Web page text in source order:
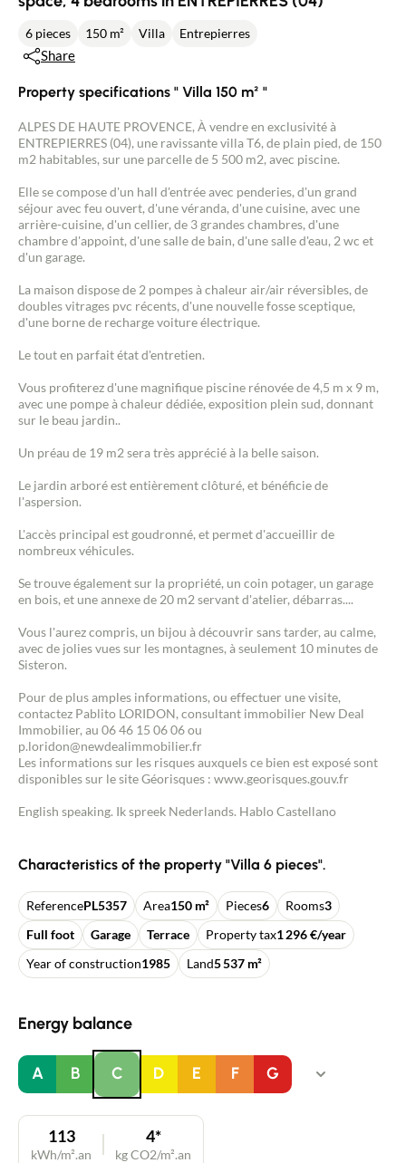
6 pieces 150 m² Villa Entrepierres
Share
Property specifications " Villa 150 m² "
ALPES DE HAUTE PROVENCE, À vendre en exclusivité à
ENTREPIERRES (04), une ravissante villa T6, de plain pied, de 150
m2 habitables, sur une parcelle de 5 500 m2, avec piscine.
Elle se compose d'un hall d'entrée avec penderies, d'un grand
séjour avec feu ouvert, d'une véranda, d'une cuisine, avec une
arrière-cuisine, d'un cellier, de 3 grandes chambres, d'une
chambre d'appoint, d'une salle de bain, d'une salle d'eau, 2 wc et
d'un garage.
La maison dispose de 2 pompes à chaleur air/air réversibles, de
doubles vitrages pvc récents, d'une nouvelle fosse sceptique,
d'une borne de recharge voiture électrique.
Le tout en parfait état d'entretien.
Vous profiterez d'une magnifique piscine rénovée de 4,5 m x 9 m,
avec une pompe à chaleur dédiée, exposition plein sud, donnant
sur le beau jardin..
Un préau de 19 m2 sera très apprécié à la belle saison.
Le jardin arboré est entièrement clôturé, et bénéficie de
l'aspersion.
L'accès principal est goudronné, et permet d'accueillir de
nombreux véhicules.
Se trouve également sur la propriété, un coin potager, un garage
en bois, et une annexe de 20 m2 servant d'atelier, débarras....
Vous l'aurez compris, un bijou à découvrir sans tarder, au calme,
avec de jolies vues sur les montagnes, à seulement 10 minutes de
Sisteron.
Pour de plus amples informations, ou effectuer une visite,
contactez Pablito LORIDON, consultant immobilier New Deal
Immobilier, au 06 46 15 06 06 ou
p.loridon@newdealimmobilier.fr
Les informations sur les risques auxquels ce bien est exposé sont
disponibles sur le site Géorisques : www.georisques.gouv.fr
English speaking. Ik spreek Nederlands. Hablo Castellano
Characteristics of the property "Villa 6 pieces".
ReferencePL5357 Area150 m² Pieces6 Rooms3
Full foot
Garage Terrace Property tax1 296 €/year
Year of construction1985 Land5 537 m²
Energy balance
A B C D E F G
113
kWh/m².an
4*
kg CO2/m².an